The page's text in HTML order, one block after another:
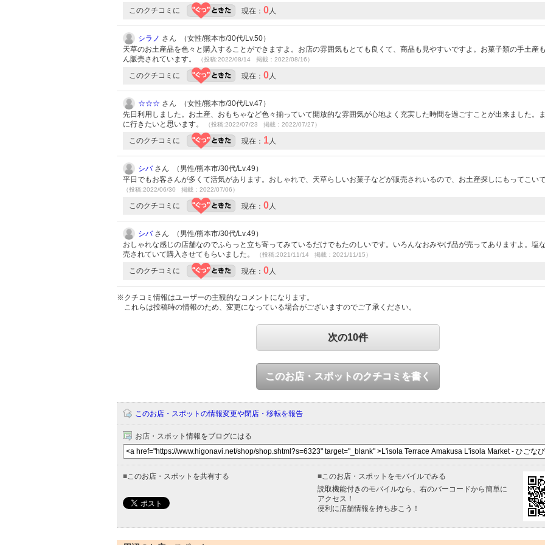
このクチコミに 現在： 0人
シラノ さん （女性/熊本市/30代/Lv.50）
天草のお土産品を色々と購入することができますよ。お店の雰囲気もとても良くて、商品も見やすいですよ。お菓子類の手土産
ん販売されています。
（投稿:2022/08/14 掲載：2022/08/16）
このクチコミに 現在： 0人
☆☆☆ さん （女性/熊本市/30代/Lv.47）
先日利用しました。お土産、おもちゃなど色々揃っていて開放的な雰囲気が心地よく充実した時間を過ごすことが出来ました。
に行きたいと思います。
（投稿:2022/07/23 掲載：2022/07/27）
このクチコミに 現在： 1人
シバさん （男性/熊本市/30代/Lv.49）
平日でもお客さんが多くて活気があります。おしゃれで、天草らしいお菓子などが販売されいるので、お土産探しにもってこいで
（投稿:2022/06/30 掲載：2022/07/06）
このクチコミに 現在： 0人
シバさん （男性/熊本市/30代/Lv.49）
おしゃれな感じの店舗なのでふらっと立ち寄ってみているだけでもたのしいです。いろんなおみやげ品が売ってありますよ。塩
売されていて購入させてもらいました。
（投稿:2021/11/14 掲載：2021/11/15）
このクチコミに 現在： 0人
※クチコミ情報はユーザーの主観的なコメントになります。
これらは投稿時の情報のため、変更になっている場合がございますのでご了承ください。
次の10件
このお店・スポットのクチコミを書く
このお店・スポットの情報変更や閉店・移転を報告
お店・スポット情報をブログにはる
■このお店・スポットを共有する ■このお店・スポットをモバイルでみる
読取機能付きのモバイルなら、右のバーコードから簡単に
アクセス！
便利に店舗情報を持ち歩こう！